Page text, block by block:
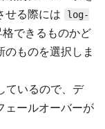
せる際には
log-
できるものかど
のものを選択しま
ているので、デ
ェールオーバーが